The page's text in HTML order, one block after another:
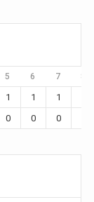
5 6 7 8
1 1 1
0 0 0